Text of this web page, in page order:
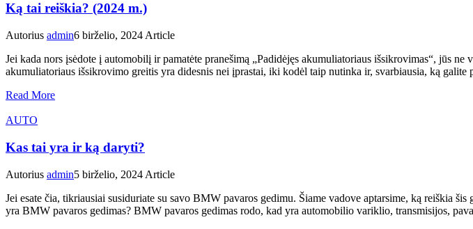
Ką tai reiškia? (2024 m.)
Autorius admin6 birželio, 2024 Article
Jei kada nors įsėdote į automobilį ir pamatėte pranešimą „Padidėjęs akumuliatoriaus išsikrovimas“, jūs
akumuliatoriaus išsikrovimo greitis yra didesnis nei įprastai, iki kodėl taip nutinka ir, svarbiausia, ką
Read More
AUTO
Kas tai yra ir ką daryti?
Autorius admin5 birželio, 2024 Article
Jei esate čia, tikriausiai susiduriate su savo BMW pavaros gedimu. Šiame vadove aptarsime, ką reiškia
yra BMW pavaros gedimas? BMW pavaros gedimas rodo, kad yra automobilio variklio, transmisijos,